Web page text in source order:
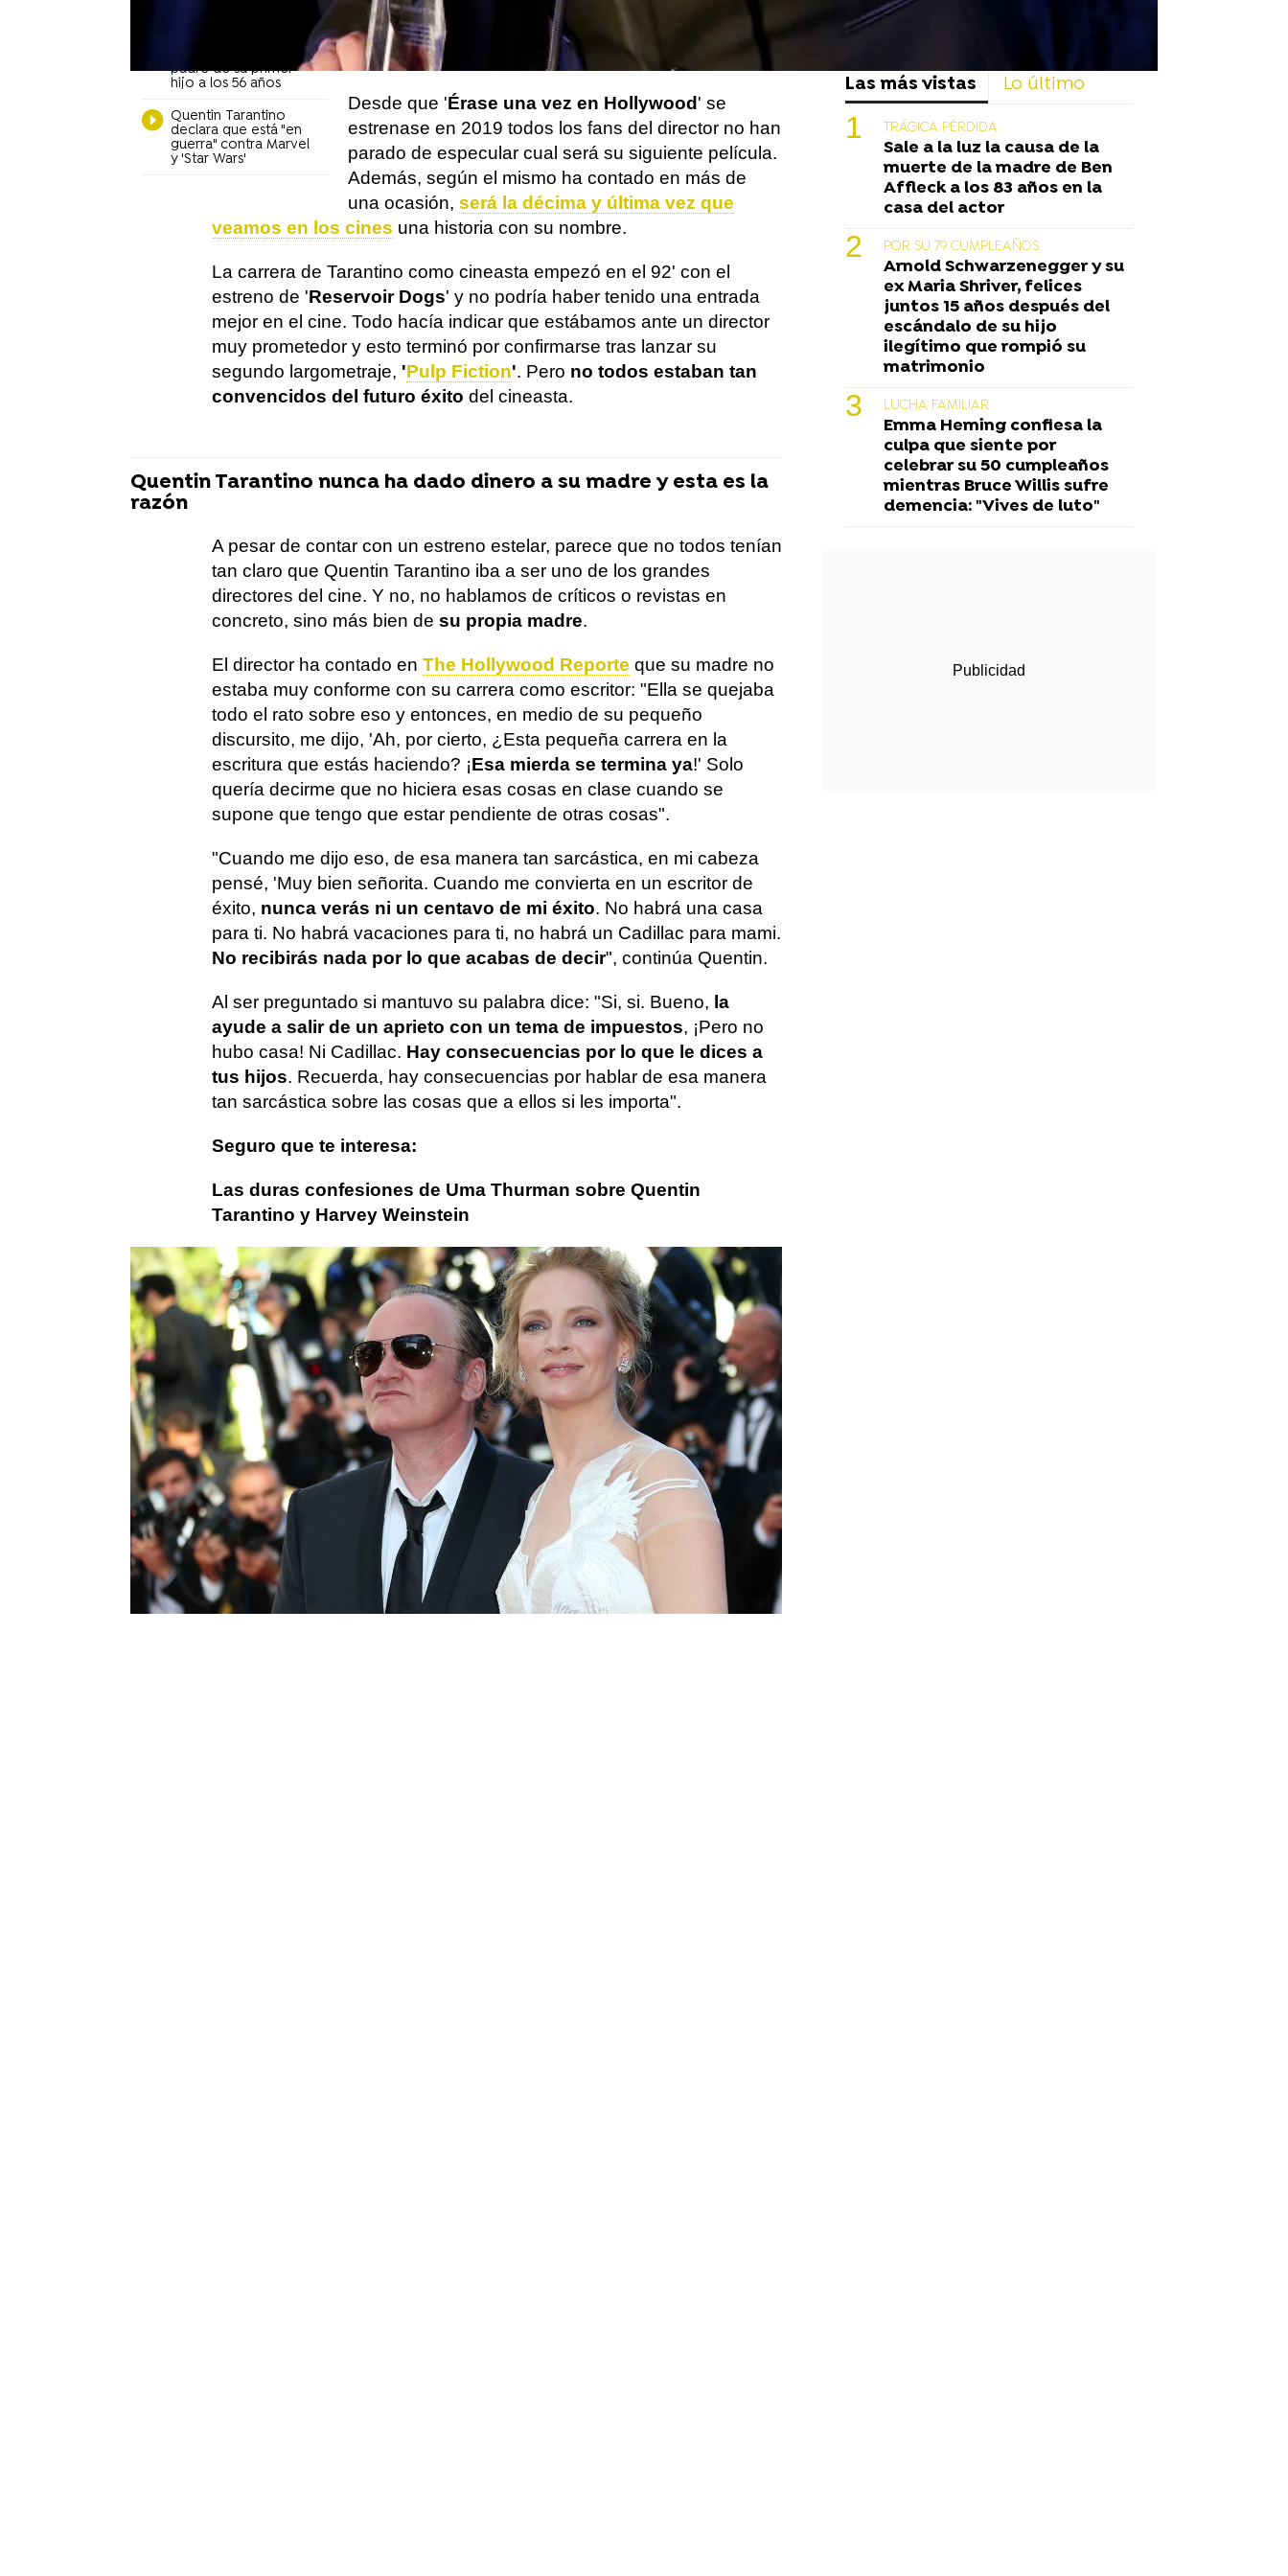
padre de su primer
hijo a los 56 años
Quentin Tarantino
declara que está "en
guerra" contra Marvel
y 'Star Wars'
pantalla, pero esto no hace que pierda caché, sino
más bien lo contrario, ya que los rumores sobre su
última película no dejan de sonar.
Desde que 'Érase una vez en Hollywood ' se
estrenase en 2019 todos los fans del director no han
parado de especular cual será su siguiente película.
Además, según el mismo ha contado en más de
una ocasión, será la décima y última vez que
veamos en los cines una historia con su nombre.
La carrera de Tarantino como cineasta empezó en el 92' con el
estreno de 'Reservoir Dogs' y no podría haber tenido una entrada
mejor en el cine. Todo hacía indicar que estábamos ante un director
muy prometedor y esto terminó por confirmarse tras lanzar su
segundo largometraje, 'Pulp Fiction'. Pero no todos estaban tan
convencidos del futuro éxito del cineasta.
Quentin Tarantino nunca ha dado dinero a su madre y esta es la
razón
A pesar de contar con un estreno estelar, parece que no todos tenían
tan claro que Quentin Tarantino iba a ser uno de los grandes
directores del cine. Y no, no hablamos de críticos o revistas en
concreto, sino más bien de su propia madre.
El director ha contado en The Hollywood Reporte que su madre no
estaba muy conforme con su carrera como escritor: "Ella se quejaba
todo el rato sobre eso y entonces, en medio de su pequeño
discursito, me dijo, 'Ah, por cierto, ¿Esta pequeña carrera en la
escritura que estás haciendo? ¡Esa mierda se termina ya!' Solo
quería decirme que no hiciera esas cosas en clase cuando se
supone que tengo que estar pendiente de otras cosas".
"Cuando me dijo eso, de esa manera tan sarcástica, en mi cabeza
pensé, 'Muy bien señorita. Cuando me convierta en un escritor de
éxito, nunca verás ni un centavo de mi éxito. No habrá una casa
para ti. No habrá vacaciones para ti, no habrá un Cadillac para mami.
No recibirás nada por lo que acabas de decir", continúa Quentin.
Al ser preguntado si mantuvo su palabra dice: "Si, si. Bueno, la
ayude a salir de un aprieto con un tema de impuestos, ¡Pero no
hubo casa! Ni Cadillac. Hay consecuencias por lo que le dices a
tus hijos. Recuerda, hay consecuencias por hablar de esa manera
tan sarcástica sobre las cosas que a ellos si les importa".
Seguro que te interesa:
Las duras confesiones de Uma Thurman sobre Quentin
Tarantino y Harvey Weinstein
Quentin Tarantino
Las más vistas Lo último
TRÁGICA PÉRDIDA
Sale a la luz la causa de la
muerte de la madre de Ben
Affleck a los 83 años en la
casa del actor
POR SU 79 CUMPLEAÑOS
Arnold Schwarzenegger y su
ex Maria Shriver, felices
juntos 15 años después del
escándalo de su hijo
ilegítimo que rompió su
matrimonio
LUCHA FAMILIAR
Emma Heming confiesa la
culpa que siente por
celebrar su 50 cumpleaños
mientras Bruce Willis sufre
demencia: "Vives de luto"